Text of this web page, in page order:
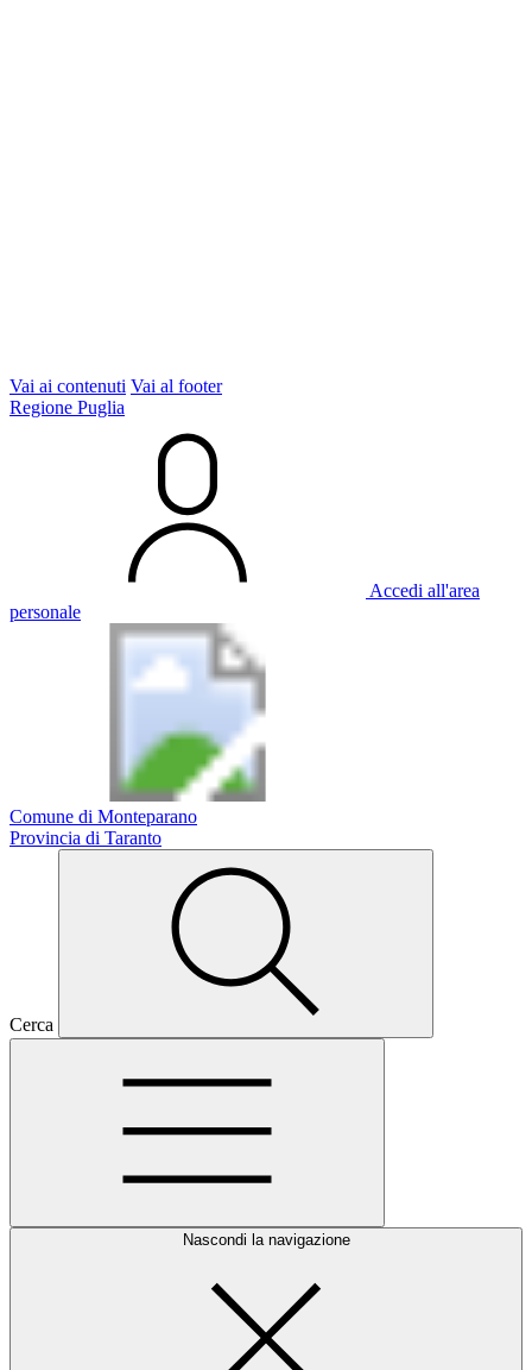
Vai ai contenuti Vai al footer
Regione Puglia
Accedi all'area
personale
Comune di Monteparano
Provincia di Taranto
Cerca
Nascondi la navigazione